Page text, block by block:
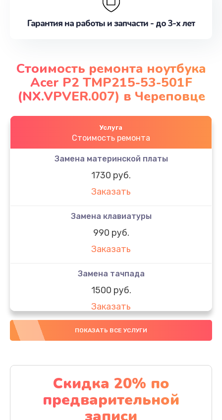
Гарантия на работы и запчасти - до 3-х лет
Стоимость ремонта ноутбука
Acer P2 TMP215-53-501F
(NX.VPVER.007) в Череповце
Услуга
Стоимость ремонта
Замена материнской платы
1730 руб.
Заказать
Замена клавиатуры
990 руб.
Заказать
Замена тачпада
1500 руб.
Заказать
Замена южного моста
Заказать
Чистка от пыли
1060 руб.
ПОКАЗАТЬ ВСЕ УСЛУГИ
Скидка 20% по
предварительной